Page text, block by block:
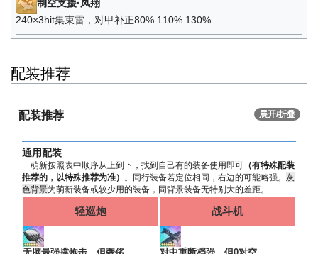
制空支援·凤翔
240×3hit集束雷，对甲补正80% 110% 130%
配装推荐
配装推荐 展开/折叠
通用配装
萌新按照表中顺序从上到下，找到自己有的装备使用即可（有特殊配装
推荐的，以特殊推荐为准）
。同行装备若定位相同，右边的可能略强。 灰
色背景为萌新装备或较少用的装备，同背景装备无特别大的差距。
轻巡炮 战斗机